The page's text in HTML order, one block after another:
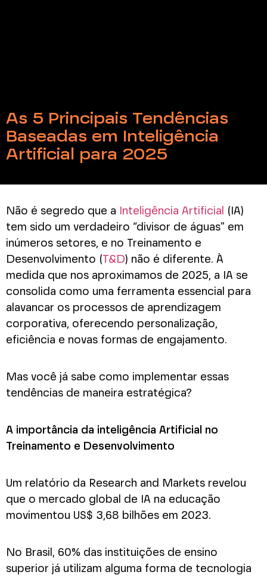
As 5 Principais Tendências
Baseadas em Inteligência
Artificial para 2025
Não é segredo que a Inteligência Artificial
(IA)
tem sido um verdadeiro “divisor de águas” em
inúmeros setores, e no Treinamento e
Desenvolvimento (T&D) não é diferente. À
medida que nos aproximamos de 2025, a IA se
consolida como uma ferramenta essencial para
alavancar os processos de aprendizagem
corporativa, oferecendo personalização,
eficiência e novas formas de engajamento.
Mas você já sabe como implementar essas
tendências de maneira estratégica?
A importância da inteligência Artificial no
Treinamento e Desenvolvimento
Um relatório da Research and Markets revelou
que o mercado global de IA na educação
movimentou US$ 3,68 bilhões em 2023.
No Brasil, 60% das instituições de ensino
superior já utilizam alguma forma de tecnologia